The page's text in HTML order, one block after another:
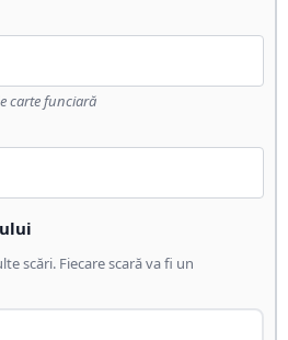
carte funciară
scări. Fiecare scară va fi un